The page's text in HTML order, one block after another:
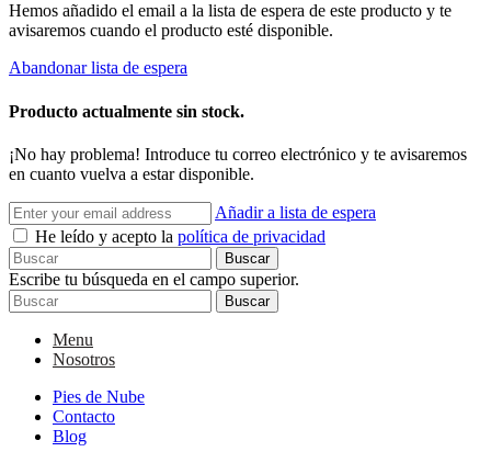
Hemos añadido el email a la lista de espera de este producto y te
avisaremos cuando el producto esté disponible.
Abandonar lista de espera
Producto actualmente sin stock.
¡No hay problema! Introduce tu correo electrónico y te avisaremos
en cuanto vuelva a estar disponible.
Añadir a lista de espera
He leído y acepto la política de privacidad
Buscar
Escribe tu búsqueda en el campo superior.
Buscar
Menu
Nosotros
Pies de Nube
Contacto
Blog